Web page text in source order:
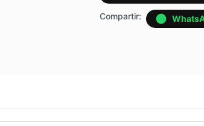
Compartir: